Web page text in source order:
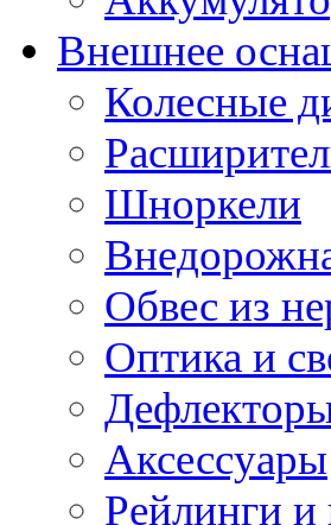
Внешнее
Колесные
Шноркели
Обвес из
Оптика и
Аксессуары
Рейлинги